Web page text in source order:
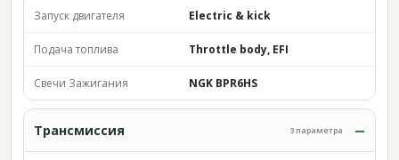
Запуск двигателя Electric & kick
Подача топлива Throttle body, EFI
Свечи Зажигания NGK BPR6HS
Трансмиссия 3 параметра